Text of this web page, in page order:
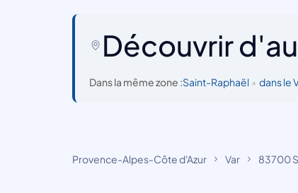
Découvrir
Dans la même zone :Saint-Raphaël • dans le
Provence-Alpes-Côte d'Azur Var 83700